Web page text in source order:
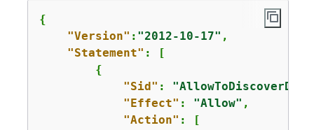
{
"Version" : "2012-10-17" ,
"Statement" : [
{
"Sid" :
"Effect" : "Allow" ,
"Action" : [